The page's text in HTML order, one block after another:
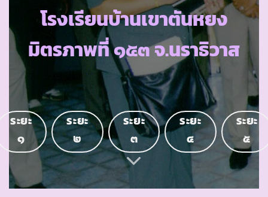
โรงเรียนบ้านเขาตันหยง
มิตรภาพที่ ๑๕๓ จ.นราธิวาส
ระยะ
๑
ระยะ
๒
ระยะ
๓
ระยะ
๔
ระยะ
๕